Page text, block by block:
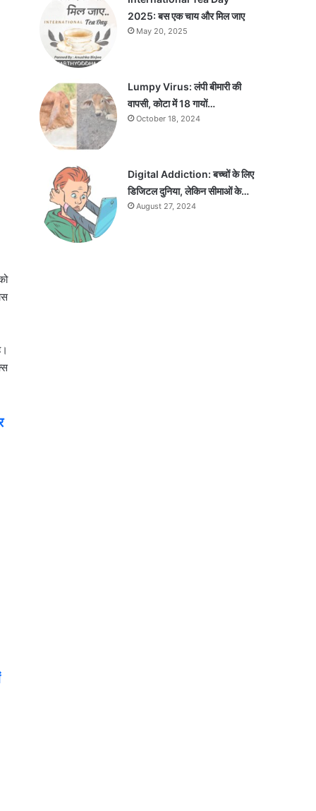
2025: बस एक चाय और मिल जाए
May 20, 2025
Lumpy Virus: लंपी बीमारी की
वापसी, कोटा में 18 गायों…
October 18, 2024
Digital Addiction: बच्चों के लिए
डिजिटल दुनिया, लेकिन सीमाओं के…
August 27, 2024